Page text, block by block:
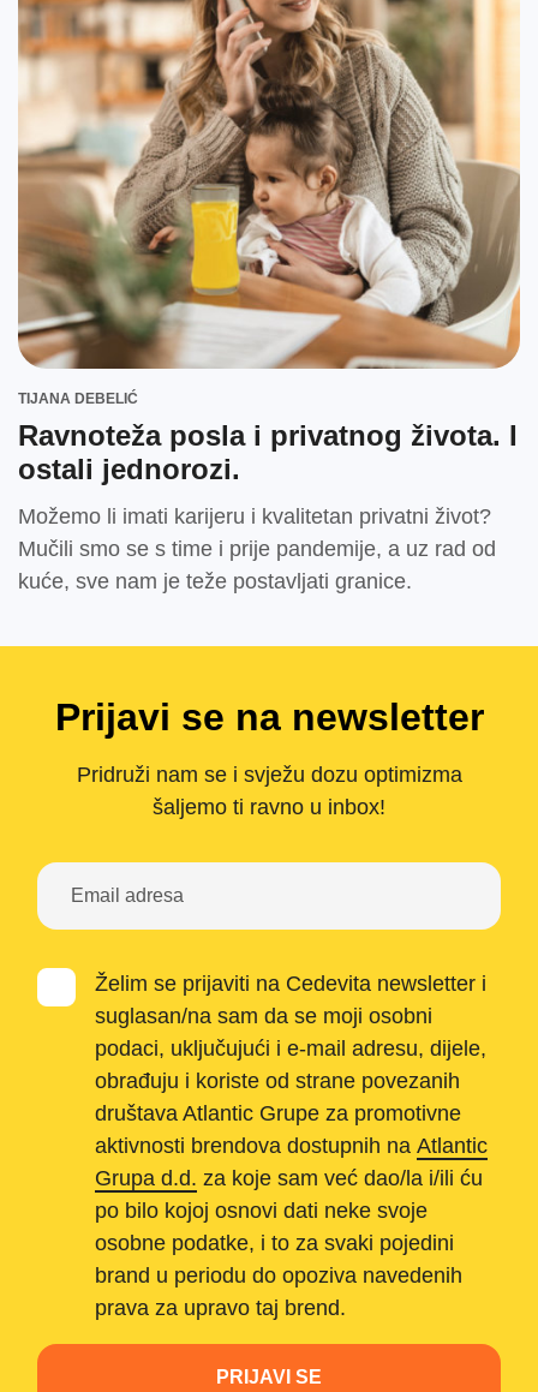
TIJANA DEBELIĆ
Ravnoteža posla i privatnog života. I
ostali jednorozi.
Možemo li imati karijeru i kvalitetan privatni život?
Mučili smo se s time i prije pandemije, a uz rad od
kuće, sve nam je teže postavljati granice.
Prijavi se na newsletter
Pridruži nam se i svježu dozu optimizma
šaljemo ti ravno u inbox!
Želim se prijaviti na Cedevita newsletter i
suglasan/na sam da se moji osobni
podaci, uključujući i e-mail adresu, dijele,
obrađuju i koriste od strane povezanih
društava Atlantic Grupe za promotivne
aktivnosti brendova dostupnih na Atlantic
Grupa d.d. za koje sam već dao/la i/ili ću
po bilo kojoj osnovi dati neke svoje
osobne podatke, i to za svaki pojedini
brand u periodu do opoziva navedenih
prava za upravo taj brend.
PRIJAVI SE